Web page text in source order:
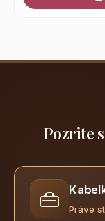
Pozrite
👜 Práve